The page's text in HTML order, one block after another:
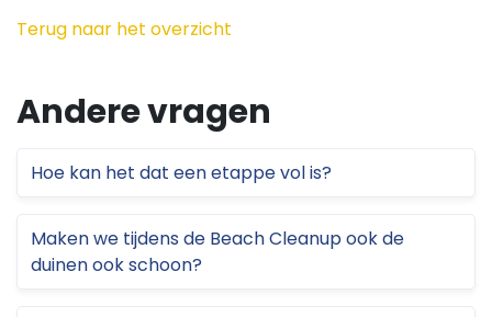
Terug naar het overzicht
Andere vragen
Hoe kan het dat een etappe vol is?
Maken we tijdens de Beach Cleanup ook de
duinen ook schoon?